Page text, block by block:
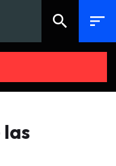
search sort